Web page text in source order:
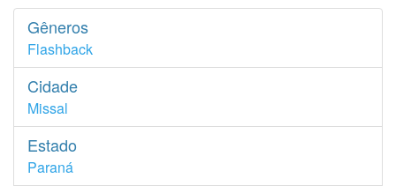
Gêneros
Flashback
Cidade
Missal
Estado
Paraná